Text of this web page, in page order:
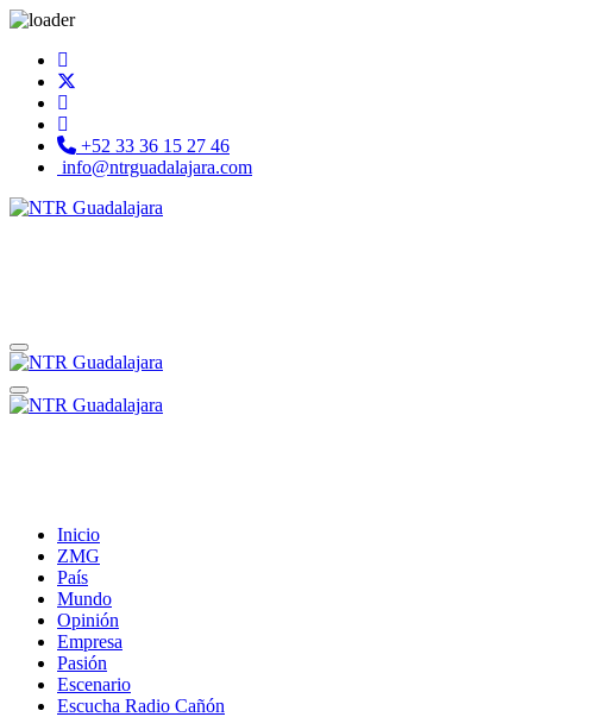
+52 33 36 15 27 46
info@ntrguadalajara.com
Inicio
ZMG
País
Mundo
Opinión
Empresa
Pasión
Escenario
Escucha Radio Cañón